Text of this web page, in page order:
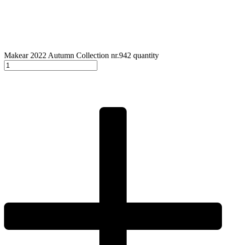
Makear 2022 Autumn Collection nr.942 quantity